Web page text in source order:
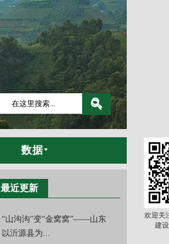
数据
最近更新
“山沟沟”变“金窝窝”——山东
以沂源县为...
欢迎关
建